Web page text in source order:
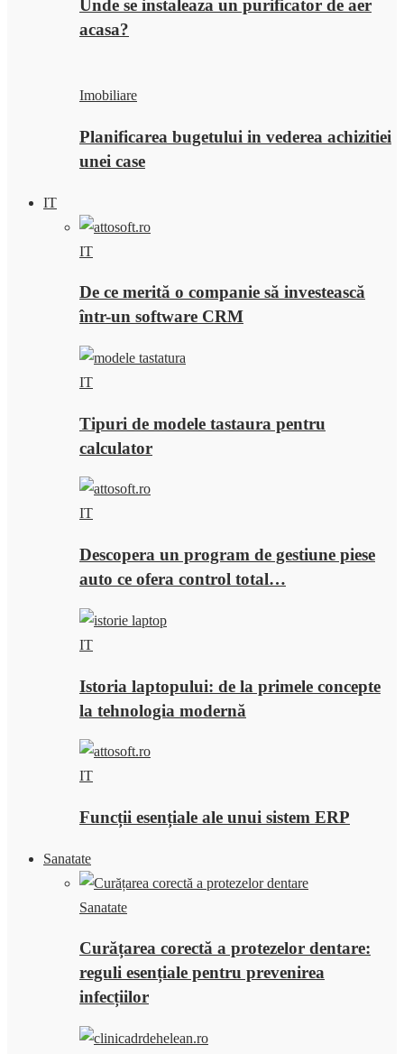
Unde se instaleaza un purificator de aer
acasa?
Imobiliare
Planificarea bugetului in vederea achizitiei
unei case
IT
IT
De ce merită o companie să investească
într-un software CRM
IT
Tipuri de modele tastaura pentru
calculator
IT
Descopera un program de gestiune piese
auto ce ofera control total…
IT
Istoria laptopului: de la primele concepte
la tehnologia modernă
IT
Funcții esențiale ale unui sistem ERP
Sanatate
Sanatate
Curățarea corectă a protezelor dentare:
reguli esențiale pentru prevenirea
infecțiilor